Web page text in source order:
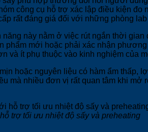
công cụ hỗ trợ xác lập điều kiện
rất đáng giá đối với những phòng
này nằm ở việc rút ngắn thời
phẩm mới hoặc phải xác nhận
và ít phụ thuộc vào kinh nghiệm của
hoặc nguyên liệu có hàm ẩm thấp,
mà nhiều đơn vị rất quan tâm khi mở
trợ tối ưu nhiệt độ sấy và preheating